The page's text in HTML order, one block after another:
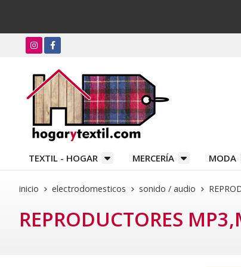
TEXTIL - HOGAR MERCERÍA MODA
inicio electrodomesticos sonido / audio
REPRODUCTORES